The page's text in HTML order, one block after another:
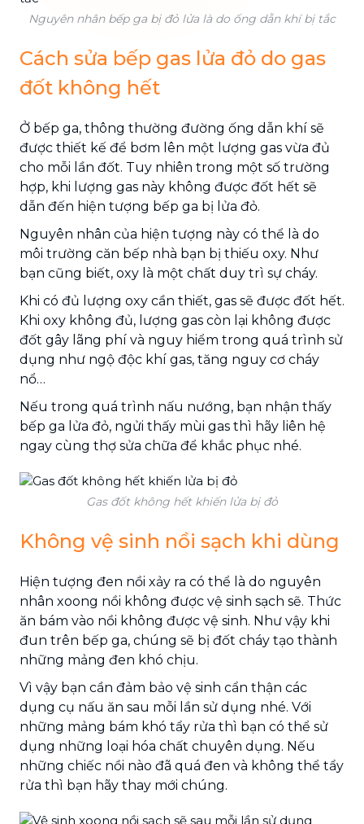
Nguyên nhân bếp ga bị đỏ lửa là do ống dẫn khí bị tắc
Cách sửa bếp gas lửa đỏ do gas
đốt không hết
Ở bếp ga, thông thường đường ống dẫn khí sẽ
được thiết kế để bơm lên một lượng gas vừa đủ
cho mỗi lần đốt. Tuy nhiên trong một số trường
hợp, khi lượng gas này không được đốt hết sẽ
dẫn đến hiện tượng bếp ga bị lửa đỏ.
Nguyên nhân của hiện tượng này có thể là do
môi trường căn bếp nhà bạn bị thiếu oxy. Như
bạn cũng biết, oxy là một chất duy trì sự cháy.
Khi có đủ lượng oxy cần thiết, gas sẽ được đốt hết.
Khi oxy không đủ, lượng gas còn lại không được
đốt gây lãng phí và nguy hiểm trong quá trình sử
dụng như ngộ độc khí gas, tăng nguy cơ cháy
nổ…
Nếu trong quá trình nấu nướng, bạn nhận thấy
bếp ga lửa đỏ, ngửi thấy mùi gas thì hãy liên hệ
ngay cùng thợ sửa chữa để khắc phục nhé.
Gas đốt không hết khiến lửa bị đỏ
Không vệ sinh nồi sạch khi dùng
Hiện tượng đen nồi xảy ra có thể là do nguyên
nhân xoong nồi không được vệ sinh sạch sẽ. Thức
ăn bám vào nồi không được vệ sinh. Như vậy khi
đun trên bếp ga, chúng sẽ bị đốt cháy tạo thành
những mảng đen khó chịu.
Vì vậy bạn cần đảm bảo vệ sinh cẩn thận các
dụng cụ nấu ăn sau mỗi lần sử dụng nhé. Với
những mảng bám khó tẩy rửa thì bạn có thể sử
dụng những loại hóa chất chuyên dụng. Nếu
những chiếc nồi nào đã quá đen và không thể tẩy
rửa thì bạn hãy thay mới chúng.